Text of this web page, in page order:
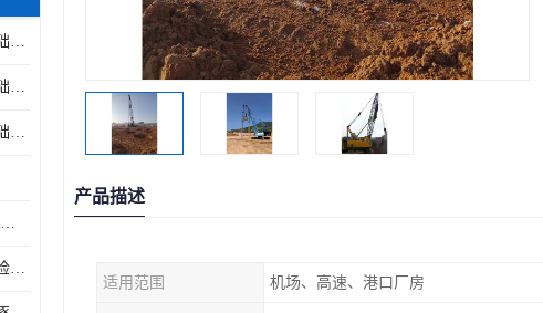
黄山强夯公司 业峻强夯基础工程
万宁强夯施工 业峻强夯基础工程
赣州强夯队伍 业峻强夯基础工程
福建强夯公司 施工速度快-施耐用性强
汕头强夯公司 地基压实度检测方法与标准
产品描述
适用范围 机场、高速、港口厂房